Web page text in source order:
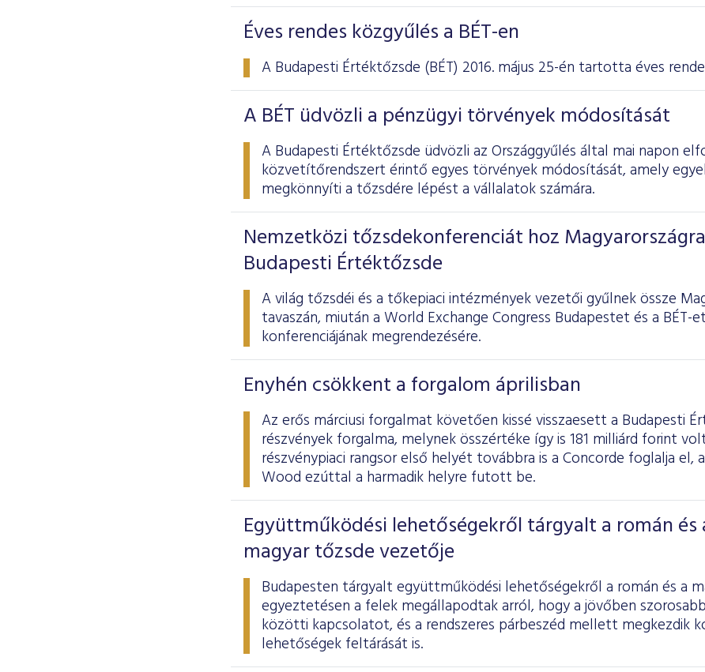
Éves rendes közgyűlés a BÉT-en
A Budapesti Értéktőzsde (BÉT) 2016. május 25-én tartotta éves
A BÉT üdvözli a pénzügyi törvények módosítását
A Budapesti Értéktőzsde üdvözli az Országgyűlés által mai napon
közvetítőrendszert érintő egyes törvények módosítását, amely
megkönnyíti a tőzsdére lépést a vállalatok számára.
Nemzetközi tőzsdekonferenciát hoz
Budapesti Értéktőzsde
A világ tőzsdéi és a tőkepiaci intézmények vezetői gyűlnek össze
tavaszán, miután a World Exchange Congress Budapestet és a
konferenciájának megrendezésére.
Enyhén csökkent a forgalom áprilisban
Az erős márciusi forgalmat követően kissé visszaesett a Budapesti
részvények forgalma, melynek összértéke így is 181 milliárd forint
részvénypiaci rangsor első helyét továbbra is a Concorde foglalja el,
Wood ezúttal a harmadik helyre futott be.
Együttműködési lehetőségekről tárgyalt a román és
magyar tőzsde vezetője
Budapesten tárgyalt együttműködési lehetőségekről a román és a
egyeztetésen a felek megállapodtak arról, hogy a jövőben
közötti kapcsolatot, és a rendszeres párbeszéd mellett megkezdik
lehetőségek feltárását is.